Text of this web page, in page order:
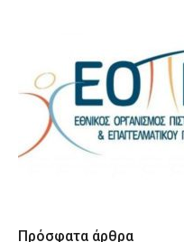
Πρόσφατα άρθρα